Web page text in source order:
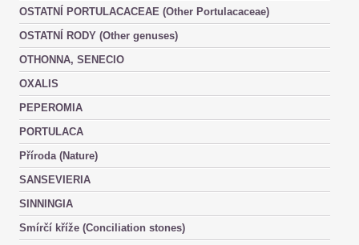
OSTATNÍ PORTULACACEAE (Other Portulacaceae)
OSTATNÍ RODY (Other genuses)
OTHONNA, SENECIO
OXALIS
PEPEROMIA
PORTULACA
Příroda (Nature)
SANSEVIERIA
SINNINGIA
Smírčí kříže (Conciliation stones)